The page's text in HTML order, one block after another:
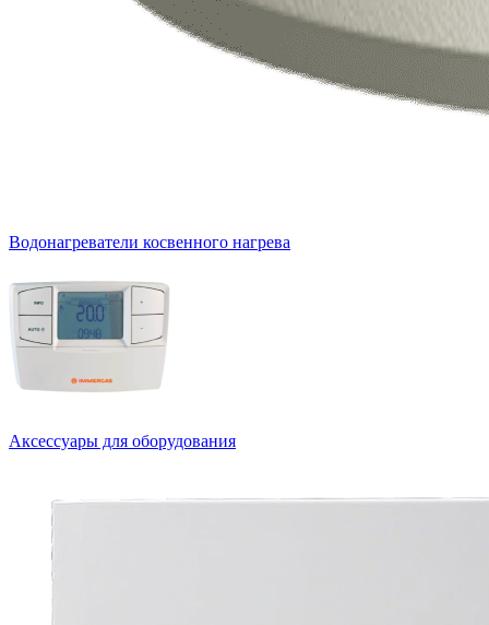
Водонагреватели косвенного нагрева
Аксессуары для оборудования